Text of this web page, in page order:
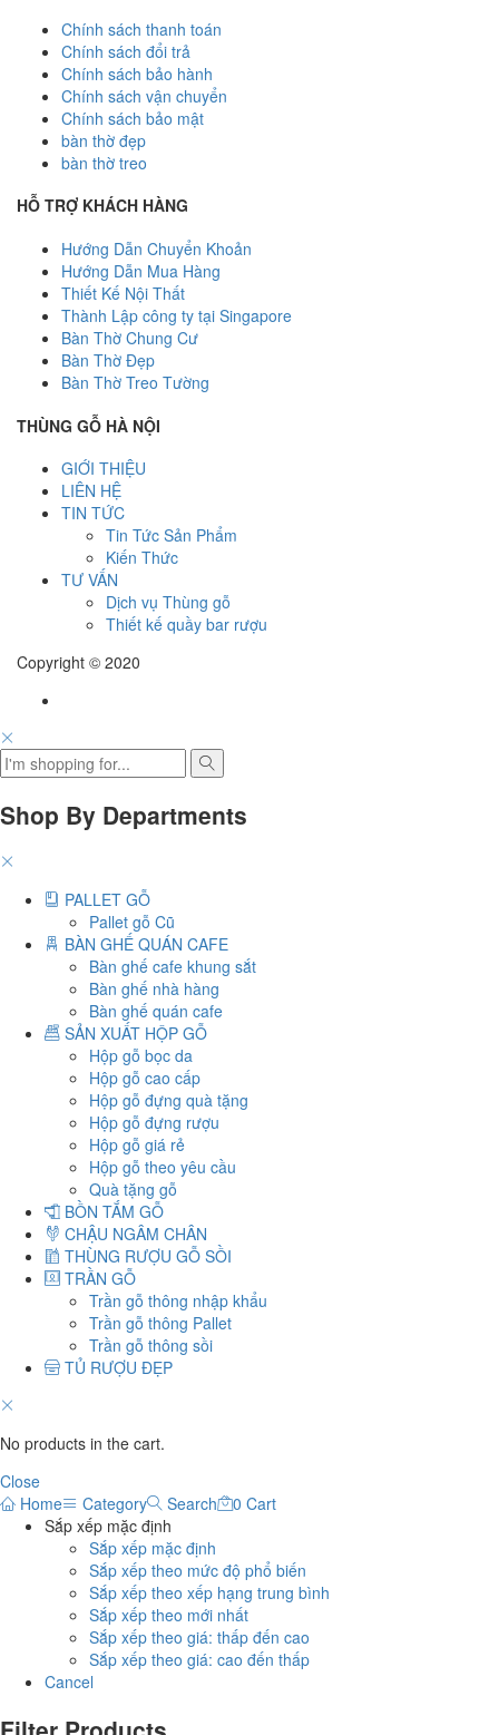
Chính sách thanh toán
Chính sách đổi trả
Chính sách bảo hành
Chính sách vận chuyển
Chính sách bảo mật
bàn thờ đẹp
bàn thờ treo
HỖ TRỢ KHÁCH HÀNG
Hướng Dẫn Chuyển Khoản
Hướng Dẫn Mua Hàng
Thiết Kế Nội Thất
Thành Lập công ty tại Singapore
Bàn Thờ Chung Cư
Bàn Thờ Đẹp
Bàn Thờ Treo Tường
THÙNG GỖ HÀ NỘI
GIỚI THIỆU
LIÊN HỆ
TIN TỨC
Tin Tức Sản Phẩm
Kiến Thức
TƯ VẤN
Dịch vụ Thùng gỗ
Thiết kế quầy bar rượu
Copyright © 2020
Shop By Departments
PALLET GỖ
Pallet gỗ Cũ
BÀN GHẾ QUÁN CAFE
Bàn ghế cafe khung sắt
Bàn ghế nhà hàng
Bàn ghế quán cafe
SẢN XUẤT HỘP GỖ
Hộp gỗ bọc da
Hộp gỗ cao cấp
Hộp gỗ đựng quà tặng
Hộp gỗ đựng rượu
Hộp gỗ giá rẻ
Hộp gỗ theo yêu cầu
Quà tặng gỗ
BỒN TẮM GỖ
CHẬU NGÂM CHÂN
THÙNG RƯỢU GỖ SỒI
TRẦN GỖ
Trần gỗ thông nhập khẩu
Trần gỗ thông Pallet
Trần gỗ thông sồi
TỦ RƯỢU ĐẸP
No products in the cart.
Close
Home
Category Search 0 Cart
Sắp xếp mặc định
Sắp xếp mặc định
Sắp xếp theo mức độ phổ biến
Sắp xếp theo xếp hạng trung bình
Sắp xếp theo mới nhất
Sắp xếp theo giá: thấp đến cao
Sắp xếp theo giá: cao đến thấp
Cancel